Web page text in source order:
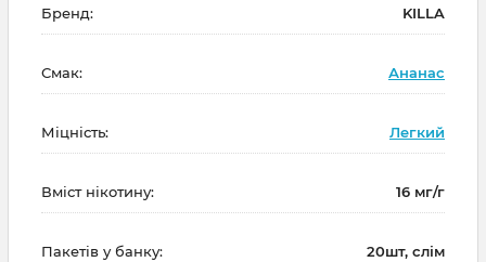
Бренд: KILLA
Смак: Ананас
Міцність: Легкий
Вміст нікотину: 16 мг/г
Пакетів у банку: 20шт, слім